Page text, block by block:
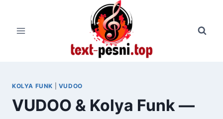
содержимому
KOLYA FUNK VUDOO
VUDOO & Kolya Funk —